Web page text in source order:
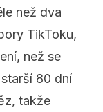
než dva
TikToku,
než se
80 dní
takže